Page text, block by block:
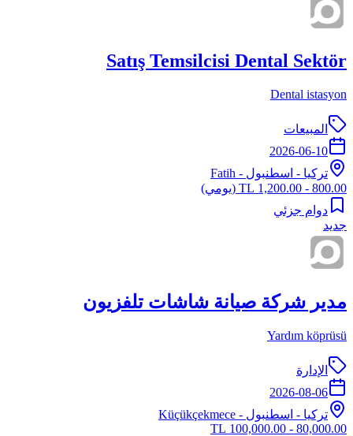
Satış Temsilcisi Dental Sektör
Dental istasyon
المبيعات
2026-06-10
تركيا - اسطنبول - Fatih
800.00 - 1,200.00 TL
(يومي)
دوام جزئي
جديد
مدير شركة صيانة شاشات تلفزيون
Yardım köprüsü
الإدارة
2026-08-06
تركيا - اسطنبول - Küçükçekmece
80,000.00 - 100,000.00 TL